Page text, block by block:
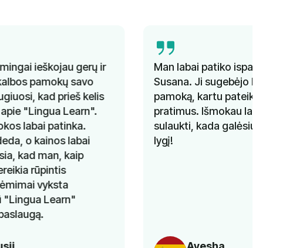
Man labai patiko ispanų kalbos kursai su
Susana. Ji sugebėjo keisti temas kiekvieną
pamoką, kartu pateikdama gramatikos
pratimus. Išmokau labai daug. Negaliu
sulaukti, kada galėsiu tęsti ir pagerinti savo
lygį!